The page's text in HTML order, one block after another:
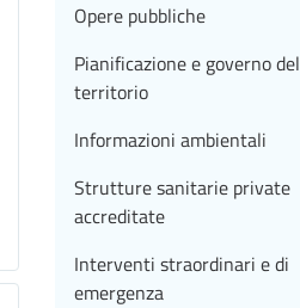
Opere pubbliche
Pianificazione e governo del
territorio
Informazioni ambientali
Strutture sanitarie private
accreditate
Interventi straordinari e di
emergenza